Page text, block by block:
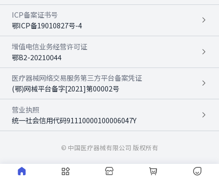
ICP备案证书号
鄂ICP备19010827号-4
增值电信业务经营许可证
鄂B2-20210044
医疗器械网络交易服务第三方平台备案凭证
(鄂)网械平台备字[2021]第00002号
营业执照
统一社会信用代码91110000100006047Y
© 中国医疗器械有限公司 版权所有